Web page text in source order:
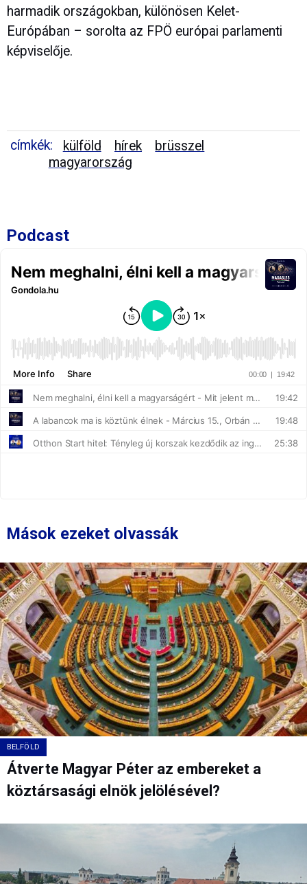
harmadik országokban, különösen Kelet-
Európában – sorolta az FPÖ európai parlamenti
képviselője.
címkék: külföld hírek
brüsszel
magyarország
Podcast
Mások ezeket olvassák
BELFÖLD
Átverte Magyar Péter az embereket a
köztársasági elnök jelölésével?